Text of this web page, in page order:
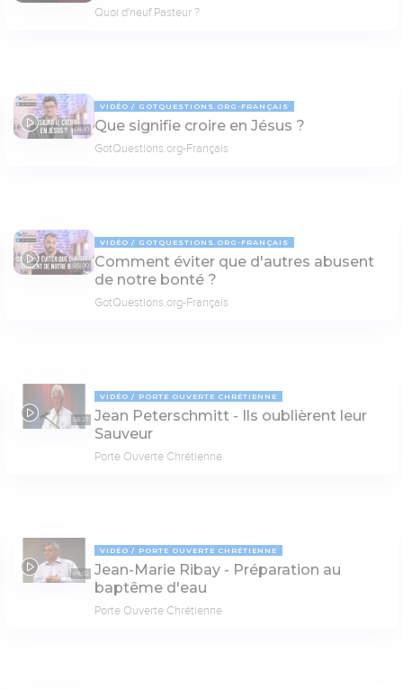
Quoi d'neuf Pasteur ?
04:10
VIDÉO GOTQUESTIONS.ORG-FRANÇAIS
Que signifie croire en Jésus ?
GotQuestions.org-Français
05:00
VIDÉO GOTQUESTIONS.ORG-FRANÇAIS
Comment éviter que d'autres abusent
de notre bonté ?
GotQuestions.org-Français
58:27
VIDÉO PORTE OUVERTE CHRÉTIENNE
Jean Peterschmitt - Ils oublièrent leur
Sauveur
Porte Ouverte Chrétienne
69:02
VIDÉO PORTE OUVERTE CHRÉTIENNE
Jean-Marie Ribay - Préparation au
baptême d'eau
Porte Ouverte Chrétienne